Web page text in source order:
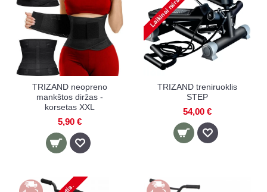
TRIZAND neopreno
mankštos diržas -
korsetas XXL
5,90 €
TRIZAND treniruoklis
STEP
54,00 €